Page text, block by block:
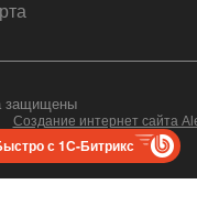
защищены
Создание интернет сайта
с 1С-Битрикс